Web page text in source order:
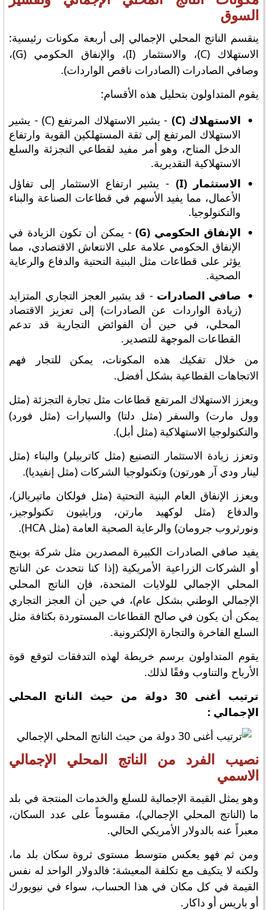
السوق
ينقسم الناتج المحلي الإجمالي إلى أربعة مكونات رئيسية:
الاستهلاك (C)، والاستثمار (I)، والإنفاق الحكومي (G)،
وصافي الصادرات (الصادرات ناقص الواردات).
يقوم المتداولون بتحليل هذه الأقسام:
الاستهلاك (C)
- يشير الاستهلاك المرتفع (C) - يشير
الاستهلاك المرتفع إلى ثقة المستهلكين القوية وارتفاع
الدخل المتاح، وهو أمر مفيد لقطاعي التجزئة والسلع
الاستهلاكية التقديرية.
الاستثمار (I)
- يشير ارتفاع الاستثمار إلى تفاؤل
الأعمال، مما يفيد الأسهم في قطاعات الصناعة والبناء
والتكنولوجيا.
الإنفاق الحكومي (G)
- يمكن أن تكون الزيادة في
الإنفاق الحكومي علامة على الانتعاش الاقتصادي، مما
يؤثر على قطاعات مثل البنية التحتية والدفاع والرعاية
الصحية.
صافي الصادرات - قد يشير العجز التجاري المتزايد
(زيادة الواردات عن الصادرات) إلى تعزيز الاقتصاد
المحلي، في حين أن الفوائض التجارية قد تدعم
القطاعات الموجهة للتصدير.
من خلال تفكيك هذه المكونات، يمكن للتجار فهم
الاتجاهات القطاعية بشكل أفضل.
ويعزز الاستهلاك المرتفع قطاعات مثل تجارة التجزئة (مثل
وول مارت) والسفر (مثل دلتا) والسيارات (مثل فورد)
والتكنولوجيا الاستهلاكية (مثل أبل).
وتعزز زيادة الاستثمار التصنيع (مثل كاتربيلر) والبناء (مثل
لينار ودي آر هورتون) وتكنولوجيا الشركات (مثل إنفيديا).
ويعزز الإنفاق العام البنية التحتية (مثل فولكان ماتيريالز)،
والدفاع (مثل لوكهيد مارتن، ورايثيون تكنولوجيز،
ونورثروب جرومان) والرعاية الصحية العامة (مثل HCA).
يفيد صافي الصادرات الكبيرة المصدرين مثل شركة بوينج
أو الشركات الزراعية الأمريكية (إذا كنا نتحدث عن الناتج
المحلي الإجمالي للولايات المتحدة، فإن الناتج المحلي
الإجمالي الوطني بشكل عام)، في حين أن العجز التجاري
يمكن أن يكون في صالح القطاعات المستوردة بكثافة مثل
السلع الفاخرة والتجارة الإلكترونية.
يقوم المتداولون برسم خريطة لهذه التدفقات لتوقع قوة
الأرباح والتناوب وفقًا لذلك.
ترتيب أغنى 30 دولة من حيث الناتج المحلي
الإجمالي :
نصيب الفرد من الناتج المحلي الإجمالي
الاسمي
وهو يمثل القيمة الإجمالية للسلع والخدمات المنتجة في بلد
ما (الناتج المحلي الإجمالي)، مقسوماً على عدد السكان،
معبراً عنه بالدولار الأمريكي الحالي.
ومن ثم فهو يعكس متوسط مستوى ثروة سكان بلد ما،
ولكنه لا يتكيف مع تكلفة المعيشة: فالدولار الواحد له نفس
القيمة في كل مكان في هذا الحساب، سواء في نيويورك
أو باريس أو داكار.